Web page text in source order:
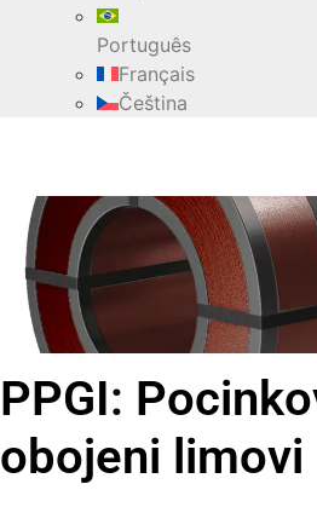
Português
Français
Čeština
PPGI:
obojeni limovi